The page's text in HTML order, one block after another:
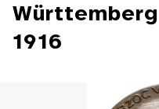
1916